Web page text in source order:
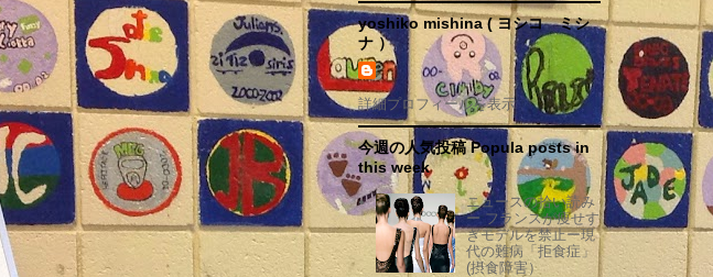
yoshiko mishina ( ヨシコ ミシ
ナ ）
詳細プロフィールを表示
今週の人気投稿 Popula posts in
this week
ニュースの拾い読み
ー フランスが痩せす
ぎモデルを禁止ー現
代の難病「拒食症」
(摂食障害）